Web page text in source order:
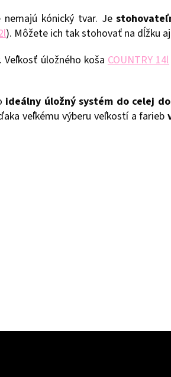
kónický tvar. Je
). Môžete ich tak stohovať na dĺžku
úložného koša COUNTRY 14l
ideálny úložný systém do celej
veľkému výberu veľkostí a farieb